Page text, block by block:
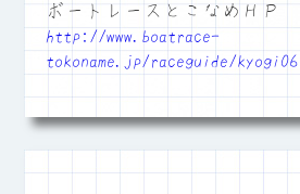
ボートレースとこなめＨＰ
http://www.boatrace-
tokoname.jp/raceguide/kyogi06